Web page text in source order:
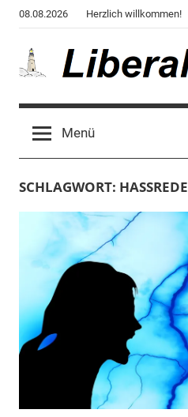
Zum
Inhalt
springen
08.08.2026 Herzlich willkommen!
Liberale
Warte
des
"Corona,
Gendergaga",
"2020",
"Weltchaos",
"Chronik
des
Untergangs",
"Hexenjagd",
Menü
SCHLAGWORT: HASSREDE